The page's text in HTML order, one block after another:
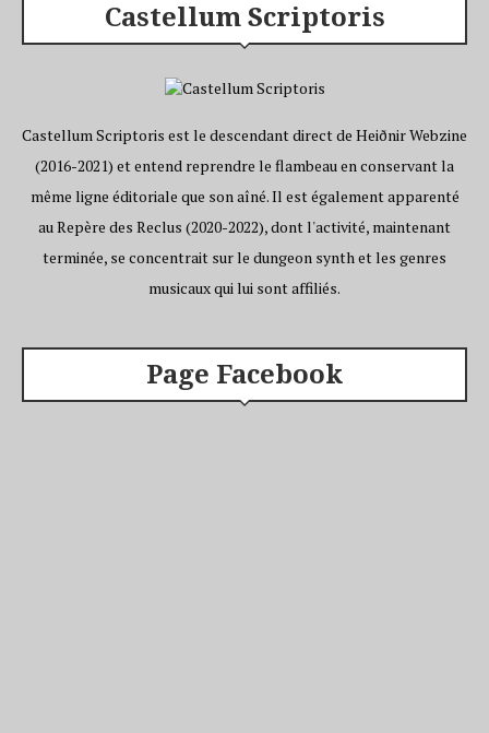
Castellum Scriptoris
Castellum Scriptoris est le descendant direct de Heiðnir Webzine
(2016-2021) et entend reprendre le flambeau en conservant la
même ligne éditoriale que son aîné. Il est également apparenté
au Repère des Reclus (2020-2022), dont l'activité, maintenant
terminée, se concentrait sur le dungeon synth et les genres
musicaux qui lui sont affiliés.
Page Facebook